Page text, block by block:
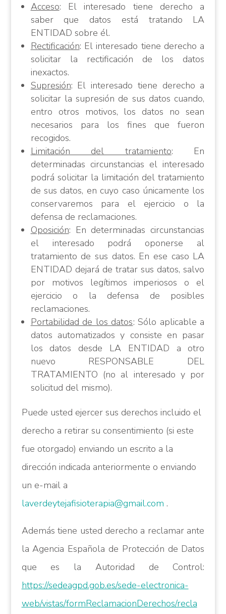
Acceso: El interesado tiene derecho a
saber que datos está tratando LA
ENTIDAD sobre él.
Rectificación: El interesado tiene derecho a
solicitar la rectificación de los datos
inexactos.
Supresión: El interesado tiene derecho a
solicitar la supresión de sus datos cuando,
entro otros motivos, los datos no sean
necesarios para los fines que fueron
recogidos.
Limitación del tratamiento: En
determinadas circunstancias el interesado
podrá solicitar la limitación del tratamiento
de sus datos, en cuyo caso únicamente los
conservaremos para el ejercicio o la
defensa de reclamaciones.
Oposición: En determinadas circunstancias
el interesado podrá oponerse al
tratamiento de sus datos. En ese caso LA
ENTIDAD dejará de tratar sus datos, salvo
por motivos legítimos imperiosos o el
ejercicio o la defensa de posibles
reclamaciones.
Portabilidad de los datos: Sólo aplicable a
datos automatizados y consiste en pasar
los datos desde LA ENTIDAD a otro
nuevo RESPONSABLE DEL
TRATAMIENTO (no al interesado y por
solicitud del mismo).
Puede usted ejercer sus derechos incluido el
derecho a retirar su consentimiento (si este
fue otorgado) enviando un escrito a la
dirección indicada anteriormente o enviando
un e-mail a
laverdeytejafisioterapia@gmail.com .
Además tiene usted derecho a reclamar ante
la Agencia Española de Protección de Datos
que es la Autoridad de Control:
https://sedeagpd.gob.es/sede-electronica-
web/vistas/formReclamacionDerechos/recla